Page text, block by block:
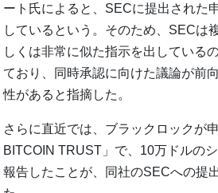
ート氏によると、SECに提出された
しているという。そのため、SECは
しくは非常に似た指示を出している
ており、同時承認に向けた議論が前
性があると指摘した。
さらに直近では、ブラックロックが
BITCOIN TRUST」で、10万ドルの
報告したことが、同社のSECへの提